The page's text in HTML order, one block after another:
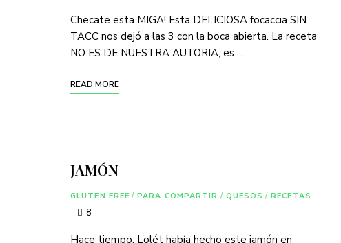
Checate esta MIGA! Esta DELICIOSA focaccia SIN
TACC nos dejó a las 3 con la boca abierta. La receta
NO ES DE NUESTRA AUTORIA, es …
READ MORE
JAMÓN
GLUTEN FREE / PARA COMPARTIR / QUESOS / RECETAS
8
Hace tiempo, Lolét había hecho este jamón en